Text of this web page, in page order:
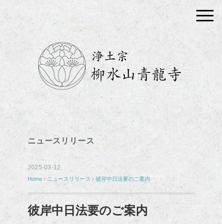
ニュースリリース
2025-03-12
Home › ニュースリリース › 彼岸中日法要のご案内
彼岸中日法要のご案内